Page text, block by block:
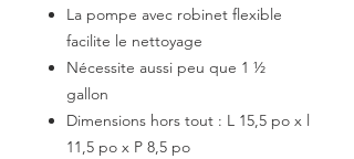
La pompe avec robinet flexible
facilite le nettoyage
Nécessite aussi peu que 1 ½
gallon
Dimensions hors tout : L 15,5 po x l
11,5 po x P 8,5 po